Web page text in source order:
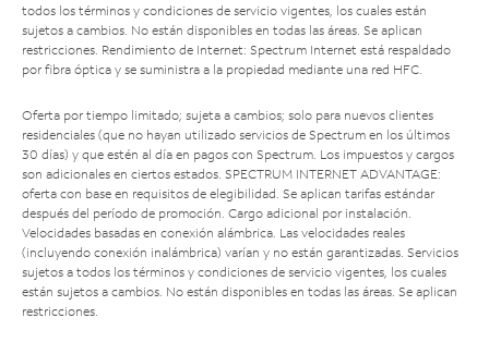
todos los términos y condiciones de servicio vigentes, los cuales están
sujetos a cambios. No están disponibles en todas las áreas. Se aplican
restricciones. Rendimiento de Internet: Spectrum Internet está respaldado
por fibra óptica y se suministra a la propiedad mediante una red HFC.
Oferta por tiempo limitado; sujeta a cambios; solo para nuevos clientes
residenciales (que no hayan utilizado servicios de Spectrum en los últimos
30 días) y que estén al día en pagos con Spectrum. Los impuestos y cargos
son adicionales en ciertos estados. SPECTRUM INTERNET ADVANTAGE:
oferta con base en requisitos de elegibilidad. Se aplican tarifas estándar
después del período de promoción. Cargo adicional por instalación.
Velocidades basadas en conexión alámbrica. Las velocidades reales
(incluyendo conexión inalámbrica) varían y no están garantizadas. Servicios
sujetos a todos los términos y condiciones de servicio vigentes, los cuales
están sujetos a cambios. No están disponibles en todas las áreas. Se aplican
restricciones.